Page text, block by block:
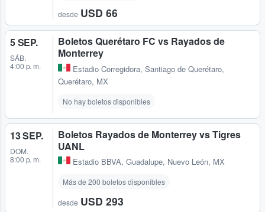
desde USD 66
5 SEP.
SÁB.
4:00 p. m.
Boletos Querétaro FC vs Rayados de
Monterrey
Estadio Corregidora, Santiago de Querétaro,
Querétaro, MX
No hay boletos disponibles
13 SEP.
DOM.
8:00 p. m.
Boletos Rayados de Monterrey vs Tigres
UANL
Estadio BBVA, Guadalupe, Nuevo León, MX
Más de 200 boletos disponibles
desde USD 293